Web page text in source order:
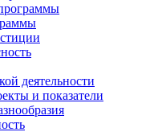
деятельности
и показатели